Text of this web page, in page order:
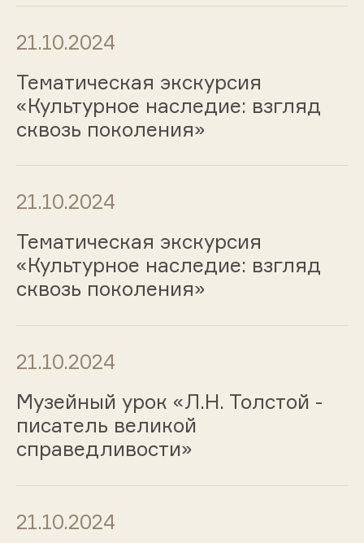
21.10.2024
Тематическая экскурсия
«Культурное наследие: взгляд
сквозь поколения»
21.10.2024
Тематическая экскурсия
«Культурное наследие: взгляд
сквозь поколения»
21.10.2024
Музейный урок «Л.Н. Толстой -
писатель великой
справедливости»
21.10.2024